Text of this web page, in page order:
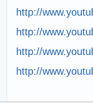
http://
http://
http://
http://